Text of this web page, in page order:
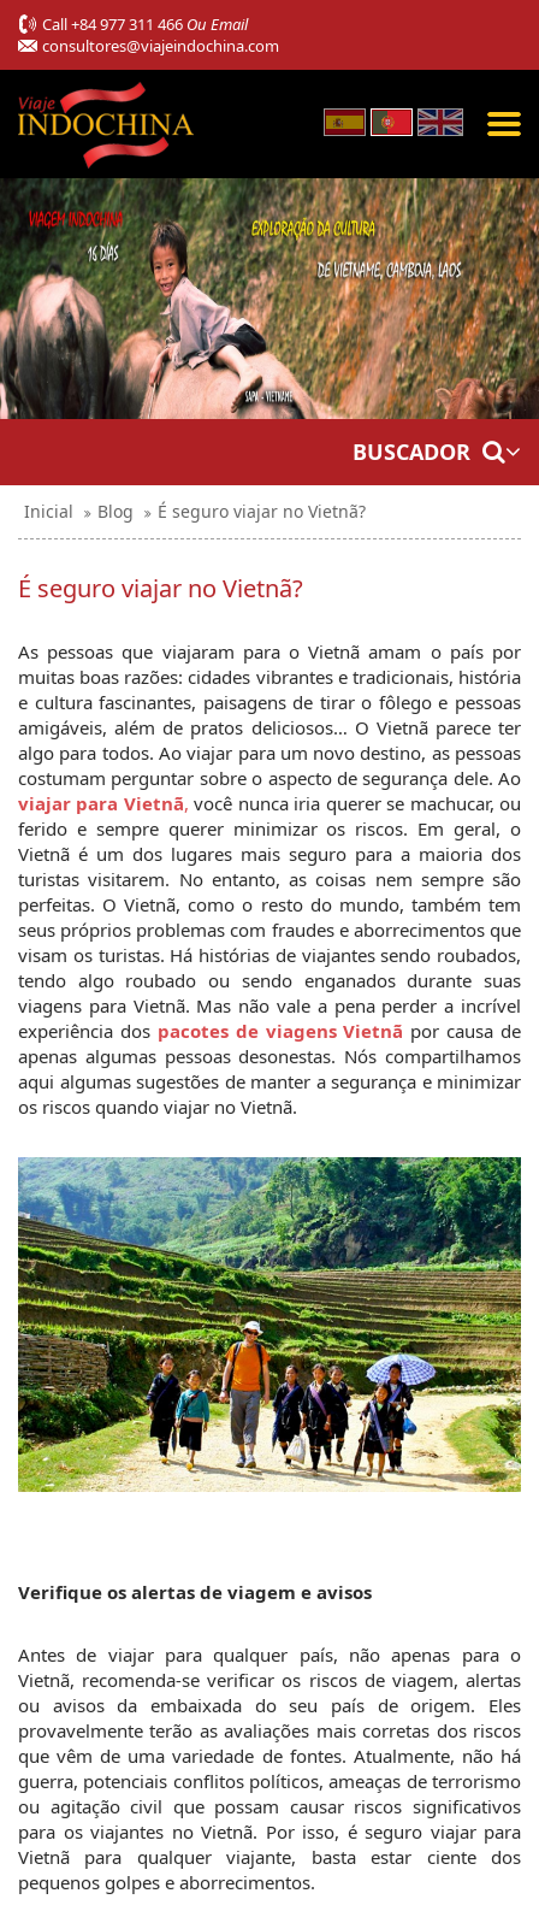
Call+84 977 311 466 Ou Email
consultores@viajeindochina.com
BUSCADOR
Inicial Blog É seguro viajar no Vietnã?
É seguro viajar no Vietnã?
As pessoas que viajaram para o Vietnã amam o país por
muitas boas razões: cidades vibrantes e tradicionais, história
e cultura fascinantes, paisagens de tirar o fôlego e pessoas
amigáveis, além de pratos deliciosos… O Vietnã parece ter
algo para todos. Ao viajar para um novo destino, as pessoas
viajar para Vietnã, você nunca iria querer se machucar, ou
ferido e sempre querer minimizar os riscos. Em geral, o
Vietnã é um dos lugares mais seguro para a maioria dos
turistas visitarem. No entanto, as coisas nem sempre são
perfeitas. O Vietnã, como o resto do mundo, também tem
seus próprios problemas com fraudes e aborrecimentos que
visam os turistas. Há histórias de viajantes sendo roubados,
tendo algo roubado ou sendo enganados durante suas
viagens para Vietnã. Mas não vale a pena perder a incrível
experiência dos pacotes de viagens Vietnã por causa de
apenas algumas pessoas desonestas. Nós compartilhamos
aqui algumas sugestões de manter a segurança e minimizar
os riscos quando viajar no Vietnã.
Verifique os alertas de viagem e avisos
Antes de viajar para qualquer país, não apenas para o
Vietnã, recomenda-se verificar os riscos de viagem, alertas
ou avisos da embaixada do seu país de origem. Eles
provavelmente terão as avaliações mais corretas dos riscos
que vêm de uma variedade de fontes. Atualmente, não há
guerra, potenciais conflitos políticos, ameaças de terrorismo
ou agitação civil que possam causar riscos significativos
para os viajantes no Vietnã. Por isso, é seguro viajar para
Vietnã para qualquer viajante, basta estar ciente dos
pequenos golpes e aborrecimentos.